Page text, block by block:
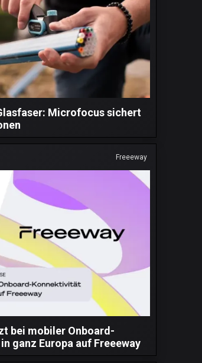
Microfocus sichert
Freeeway
bei mobiler Onboard-
ganz Europa auf Freeeway